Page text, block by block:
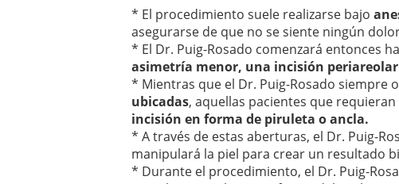
* El procedimiento suele realizarse bajo
asegurarse de que no se siente ningún
* El Dr. Puig-Rosado comenzará entonces
asimetría menor, una incisión
* Mientras que el Dr. Puig-Rosado siempre
ubicadas, aquellas pacientes que
incisión en forma de piruleta o ancla.
* A través de estas aberturas, el Dr. Puig-
manipulará la piel para crear un resultado
* Durante el procedimiento, el Dr. Puig-